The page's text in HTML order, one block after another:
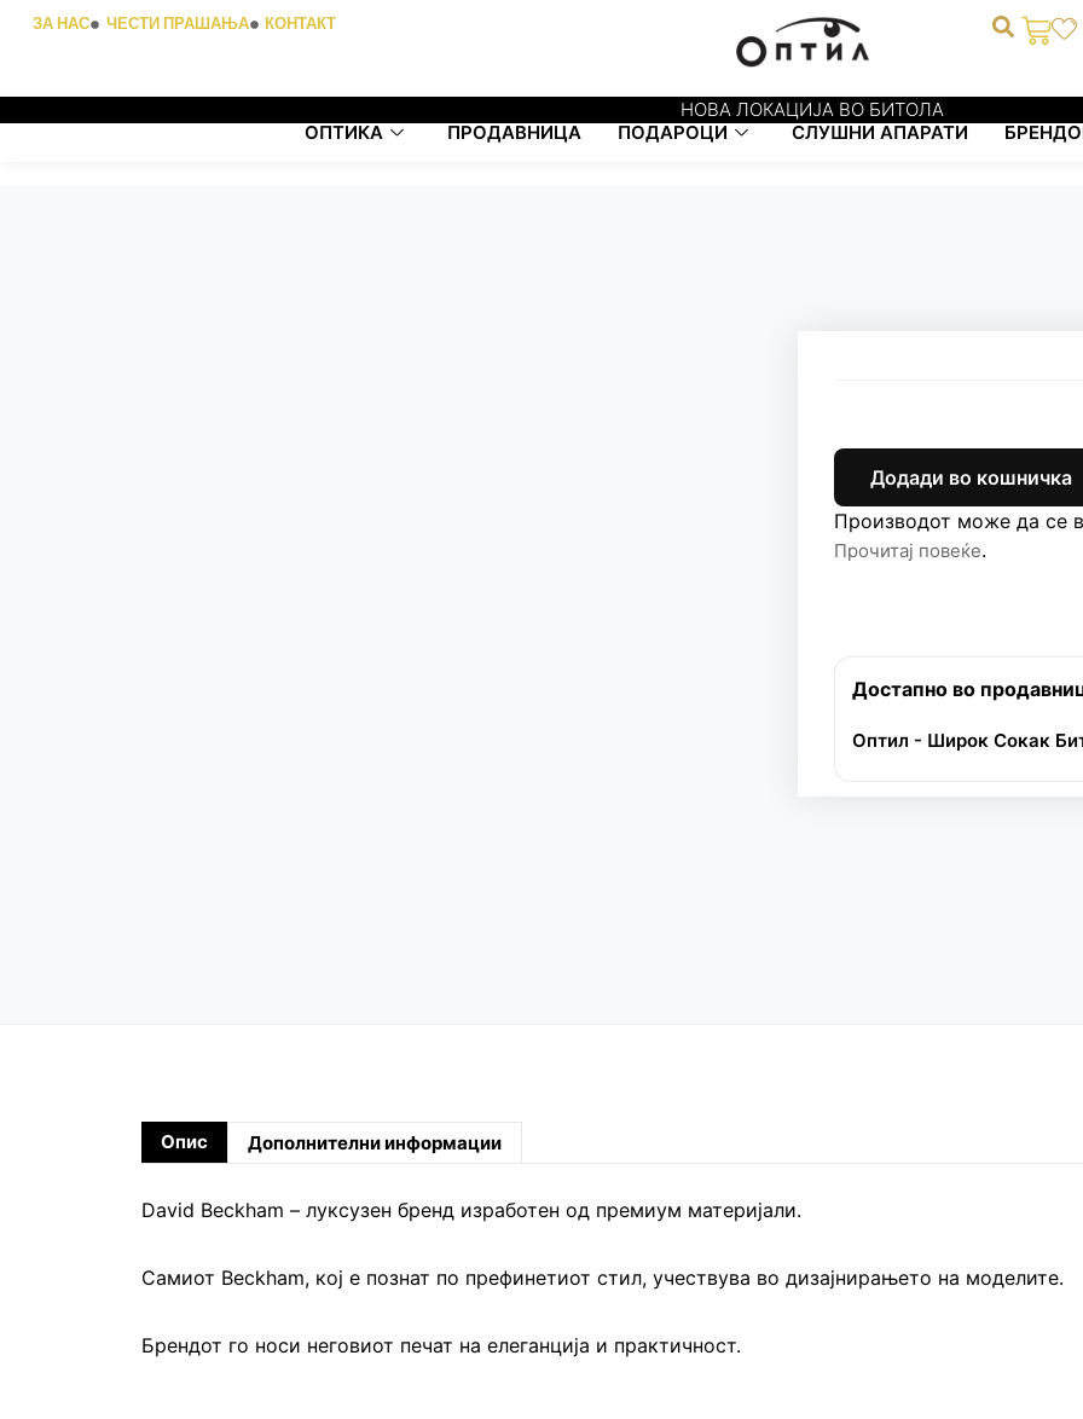
НОВА ЛОКАЦИЈА ВО БИТОЛА
ОПТИКА
ПРОДАВНИЦА ПОДАРОЦИ СЛУШНИ АПАРАТИ
ЗА НАС ЧЕСТИ ПРАШАЊА КОНТАКТ
Додади во кошничка
Производот може да се
Прочитај повеќе.
Достапно во
Оптил - Широк Сокак
Опис Дополнителни информации
David Beckham – луксузен бренд изработен од премиум материјали.
Самиот Beckham, кој е познат по префинетиот стил, учествува во дизајнирањето на моделите.
Брендот го носи неговиот печат на елеганција и практичност.